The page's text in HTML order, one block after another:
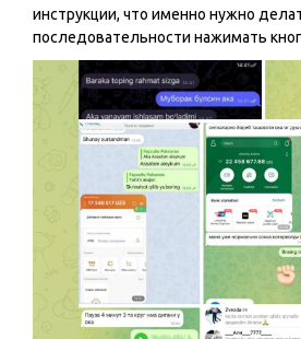
инструкции, что именно нужно
последовательности нажимать